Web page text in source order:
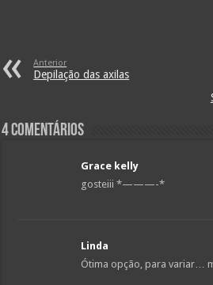
Anterior
Depilação das axilas
4 comentários
Grace kelly
gosteiii *———-*
Linda
Ótima opção, para variar…